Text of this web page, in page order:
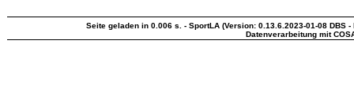
Seite geladen in 0.006 s. - SportLA (Version: 0.13.6.2023-01-08 DBS
Datenverarbeitung mit